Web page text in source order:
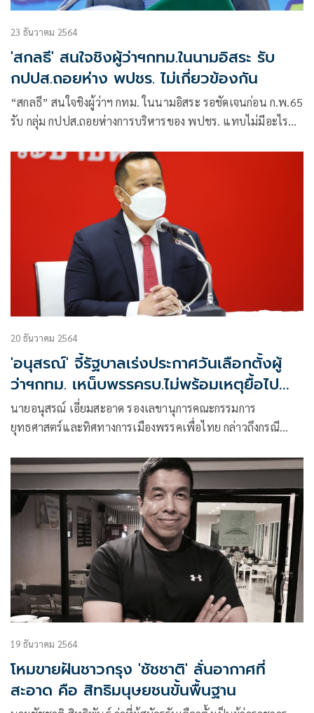
23 ธันวาคม 2564
'สกลธี' สนใจชิงผู้ว่าฯกทม.ในนามอิสระ รับ
กปปส.ถอยห่าง พปชร. ไม่เกี่ยวข้องกัน
“สกลธี” สนใจชิงผู้ว่าฯ กทม. ในนามอิสระ รอชัดเจนก่อน ก.พ.65
รับ กลุ่ม กปปส.ถอยห่างการบริหารของ พปชร. แทบไม่มีอะไร
20 ธันวาคม 2564
'อนุสรณ์' จี้รัฐบาลเร่งประกาศวันเลือกตั้งผู้
ว่าฯกทม. เหน็บพรรครบ.ไม่พร้อมเหตุยื้อไป
เรื่อยๆ
นายอนุสรณ์ เอี่ยมสะอาด รองเลขานุการคณะกรรมการ
ยุทธศาสตร์และทิศทางการเมืองพรรคเพื่อไทย กล่าวถึงกรณี
19 ธันวาคม 2564
โหมขายฝันชาวกรุง 'ชัชชาติ' ลั่นอากาศที่
สะอาด คือ สิทธิมนุษยชนขั้นพื้นฐาน